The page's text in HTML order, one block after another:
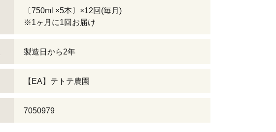
〔750ml ×5本〕×12回(毎月)
※1ヶ月に1回お届け
製造日から2年
【EA】テトテ農園
7050979